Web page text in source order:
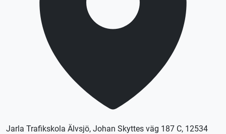
Jarla Trafikskola Älvsjö, Johan Skyttes väg 187 C, 12534